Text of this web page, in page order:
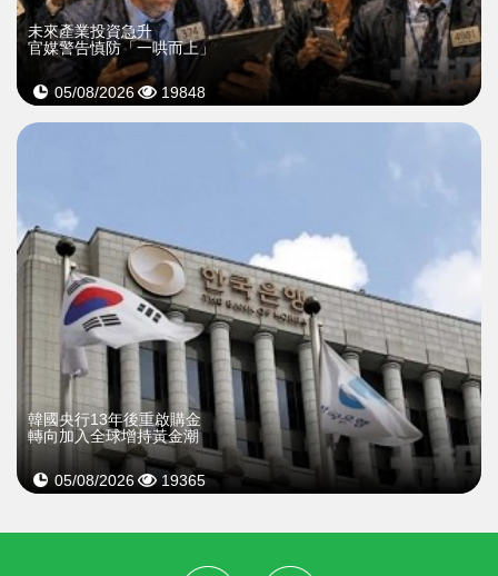
未來產業投資急升
官媒警告慎防「一哄而上」
05/08/2026 19848
韓國央行13年後重啟購金
轉向加入全球增持黃金潮
05/08/2026 19365